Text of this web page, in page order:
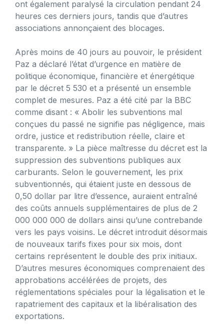
ont également paralysé la circulation pendant 24
heures ces derniers jours, tandis que d’autres
associations annonçaient des blocages.
Après moins de 40 jours au pouvoir, le président
Paz a déclaré l’état d’urgence en matière de
politique économique, financière et énergétique
par le décret 5 530 et a présenté un ensemble
complet de mesures. Paz a été cité par la BBC
comme disant : « Abolir les subventions mal
conçues du passé ne signifie pas négligence, mais
ordre, justice et redistribution réelle, claire et
transparente. » La pièce maîtresse du décret est la
suppression des subventions publiques aux
carburants. Selon le gouvernement, les prix
subventionnés, qui étaient juste en dessous de
0,50 dollar par litre d’essence, auraient entraîné
des coûts annuels supplémentaires de plus de 2
000 000 000 de dollars ainsi qu’une contrebande
vers les pays voisins. Le décret introduit désormais
de nouveaux tarifs fixes pour six mois, dont
certains représentent le double des prix initiaux.
D’autres mesures économiques comprenaient des
approbations accélérées de projets, des
réglementations spéciales pour la légalisation et le
rapatriement des capitaux et la libéralisation des
exportations.